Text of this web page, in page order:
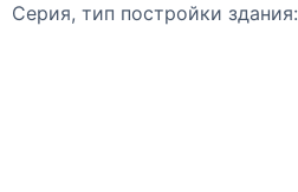
Серия, тип постройки здания: